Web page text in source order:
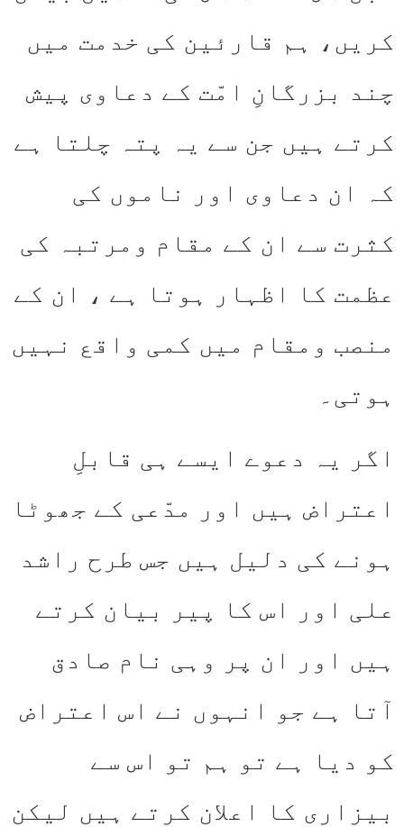
کریں، ہم قارئین کی خدمت میں
چند بزرگانِ امّت کے دعاوی پیش
کرتے ہیں جن سے یہ پتہ چلتا ہے
کہ ان دعاوی اور ناموں کی
کثرت سے ان کے مقام ومرتبہ کی
عظمت کا اظہار ہوتا ہے ، ان کے
منصب ومقام میں کمی واقع نہیں
ہوتی۔
اگر یہ دعوے ایسے ہی قابلِ
اعتراض ہیں اور مدّعی کے جھوٹا
ہونے کی دلیل ہیں جس طرح راشد
علی اور اس کا پیر بیان کرتے
ہیں اور ان پر وہی نام صادق
آتا ہے جو انہوں نے اس اعتراض
کو دیا ہے تو ہم تو اس سے
بیزاری کا اعلان کرتے ہیں لیکن